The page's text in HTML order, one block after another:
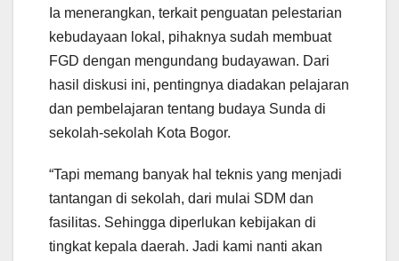
Ia menerangkan, terkait penguatan pelestarian
kebudayaan lokal, pihaknya sudah membuat
FGD dengan mengundang budayawan. Dari
hasil diskusi ini, pentingnya diadakan pelajaran
dan pembelajaran tentang budaya Sunda di
sekolah-sekolah Kota Bogor.
“Tapi memang banyak hal teknis yang menjadi
tantangan di sekolah, dari mulai SDM dan
fasilitas. Sehingga diperlukan kebijakan di
tingkat kepala daerah. Jadi kami nanti akan